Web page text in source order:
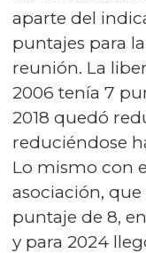
aparte del
puntajes para
reunión. La
2006 tenía 7
2018 quedó
reduciéndose
Lo mismo con
asociación,
puntaje de 8,
y para 2024